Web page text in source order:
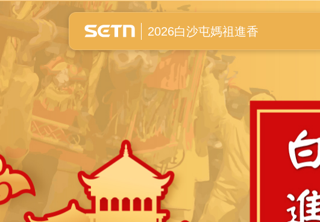
白沙屯媽祖進香全紀錄
2026白沙屯媽祖進香